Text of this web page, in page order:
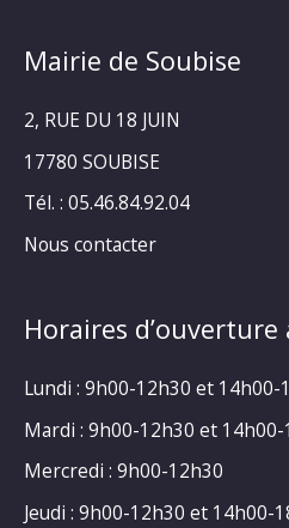
Mairie de Soubise
2, RUE DU 18 JUIN
17780 SOUBISE
Tél. : 05.46.84.92.04
Nous contacter
Horaires
Lundi : 9h00-12h30 et 14h00-
Mardi : 9h00-12h30 et 14h00-
Mercredi : 9h00-12h30
Jeudi : 9h00-12h30 et 14h00-